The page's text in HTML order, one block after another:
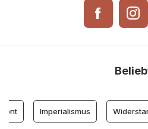
Imperialismus